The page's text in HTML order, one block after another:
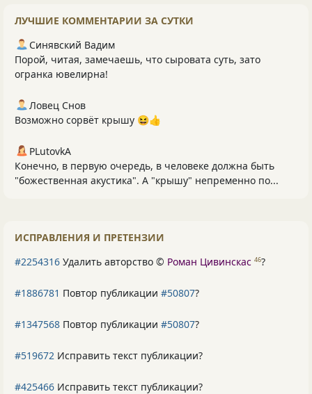
ЛУЧШИЕ КОММЕНТАРИИ ЗА СУТКИ
Синявский Вадим
Порой, читая, замечаешь, что сыровата суть, зато
огранка ювелирна!
Ловец Снов
Возможно сорвёт крышу 😆👍
PLutоvkА
Конечно, в первую очередь, в человеке должна быть
"божественная акустика". А "крышу" непременно по...
ИСПРАВЛЕНИЯ И ПРЕТЕНЗИИ
#2254316 Удалить авторство © Роман Цивинскас 46?
#1886781 Повтор публикации #50807?
#1347568 Повтор публикации #50807?
#519672 Исправить текст публикации?
#425466 Исправить текст публикации?